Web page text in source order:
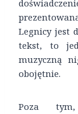
Legnicy jest
tekst, to
muzyczną
obojętnie.
Poza